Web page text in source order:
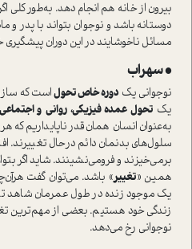
بیرون از خانه هم انجام دهد. به‌طور کلی
دوستانه باشد و نوجوان بتواند با پدر
مسائل ناخوشایند در این دوران
• سهراب
نوجوانی یک دوره خاص تحولا‌ست که
یک تحول عمده فیزیکی، روانی و اجتماعی
به‌عنوان انسان همان‌قدر ناپایداریم که
سلول‌های بدنمان دائم در‌حال تغییرند.
بر‌می‌خیزند و فرو‌می‌نشینند. شاید اگر
همین «تغییر» باشد. می‌توان گفت
یک موجود زنده در طول عمرمان شاهد
زندگی خود هستیم. بعضی از مهم‌ترین
نوجوانی رخ می‌دهد.